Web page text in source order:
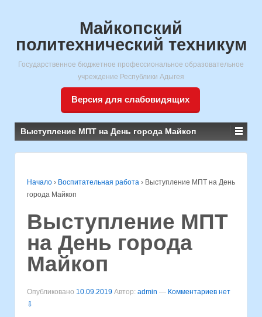
Майкопский
политехнический техникум
Государственное бюджетное профессиональное образовательное
учреждение Республики Адыгея
Версия для слабовидящих
Выступление МПТ на День города Майкоп
Начало › Воспитательная работа › Выступление МПТ на День
города Майкоп
Выступление МПТ
на День города
Майкоп
Опубликовано 10.09.2019 Автор: admin — Комментариев нет
⇩